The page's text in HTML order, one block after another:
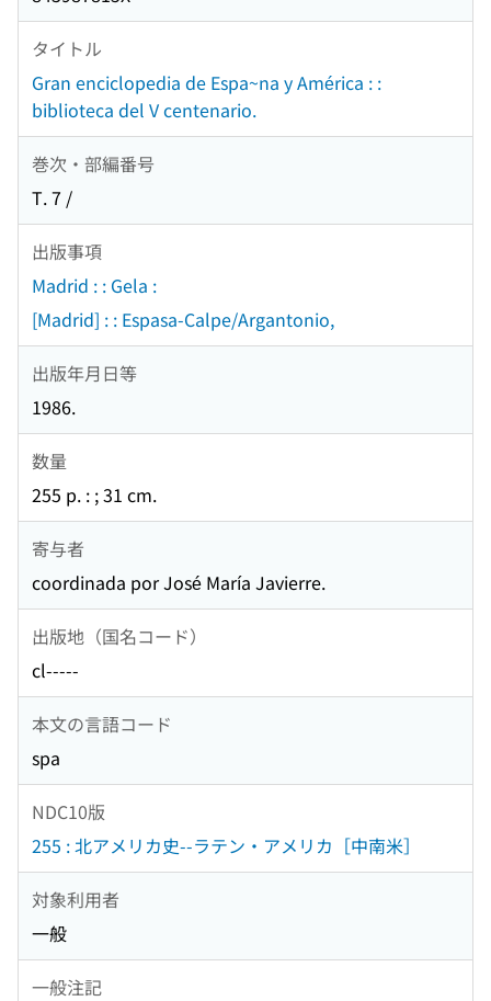
タイトル
Gran enciclopedia de Espa~na y América : :
biblioteca del V centenario.
巻次・部編番号
T. 7 /
出版事項
Madrid : : Gela :
[Madrid] : : Espasa-Calpe/Argantonio,
出版年月日等
1986.
数量
255 p. : ; 31 cm.
寄与者
coordinada por José María Javierre.
出版地（国名コード）
cl-----
本文の言語コード
spa
NDC10版
255 : 北アメリカ史--ラテン・アメリカ［中南米］
対象利用者
一般
一般注記